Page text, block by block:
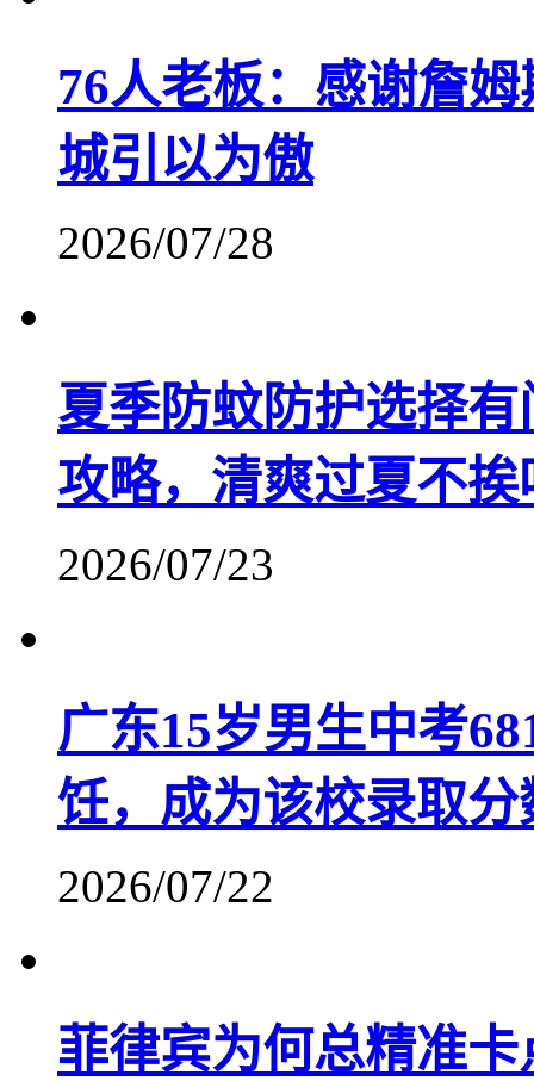
76人老板：感谢詹
城引以为傲
2026/07/28
夏季防蚊防护选择
攻略，清爽过夏不挨
2026/07/23
广东15岁男生中考
饪，成为该校录取
2026/07/22
菲律宾为何总精准